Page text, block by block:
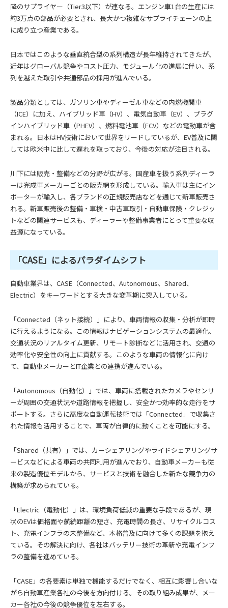
降のサプライヤー（Tier3以下）が連なる。エンジン車1台の生産には
約3万点の部品が必要とされ、長大かつ複雑なサプライチェーンの上
に成り立つ産業である。
日本ではこのような垂直統合型の系列構造が長年維持されてきたが、
近年はグローバル競争やコスト圧力、モジュール化の進展に伴い、系
列を越えた取引や共通部品の採用が進んでいる。
製品分類としては、ガソリン車やディーゼル車などの内燃機関車
（ICE）に加え、ハイブリッド車（HV）、電気自動車（EV）、プラグ
インハイブリッド車（PHEV）、燃料電池車（FCV）などの電動車が含
まれる。日本はHV技術において世界をリードしているが、EV普及に関
しては欧米中に比して遅れを取っており、今後の対応が注目される。
川下には販売・整備などの分野が広がる。国産車を扱う系列ディーラ
ーは完成車メーカーごとの販売網を形成している。輸入車は主にイン
ポーターが輸入し、各ブランドの正規販売店などを通じて新車販売さ
れる。新車販売後の整備・車検・中古車取引・自動車保険・クレジッ
トなどの関連サービスも、ディーラーや整備事業者にとって重要な収
益源になっている。
「CASE」によるパラダイムシフト
自動車業界は、CASE（Connected、Autonomous、Shared、
Electric）をキーワードとする大きな変革期に突入している。
「Connected（ネット接続）」により、車両情報の収集・分析が即時
に行えるようになる。この情報はナビゲーションシステムの最適化、
交通状況のリアルタイム更新、リモート診断などに活用され、交通の
効率化や安全性の向上に貢献する。このような車両の情報化に向け
て、自動車メーカーとIT企業との連携が進んでいる。
「Autonomous（自動化）」では、車両に搭載されたカメラやセンサ
ーが周囲の交通状況や道路情報を把握し、安全かつ効率的な走行をサ
ポートする。さらに高度な自動運転技術では「Connected」で収集さ
れた情報も活用することで、車両が自律的に動くことを可能にする。
「Shared（共有）」では、カーシェアリングやライドシェアリングサ
ービスなどによる車両の共同利用が進んでおり、自動車メーカーも従
来の製造優位モデルから、サービスと技術を融合した新たな競争力の
構築が求められている。
「Electric（電動化）」は、環境負荷低減の重要な手段であるが、現
状のEVは価格面や航続距離の短さ、充電時間の長さ、リサイクルコス
ト、充電インフラの未整備など、本格普及に向けて多くの課題を抱え
ている。その解決に向け、各社はバッテリー技術の革新や充電インフ
ラの整備を進めている。
「CASE」の各要素は単独で機能するだけでなく、相互に影響し合いな
がら自動車産業各社の今後を方向付ける。その取り組み成果が、メー
カー各社の今後の競争優位を左右する。